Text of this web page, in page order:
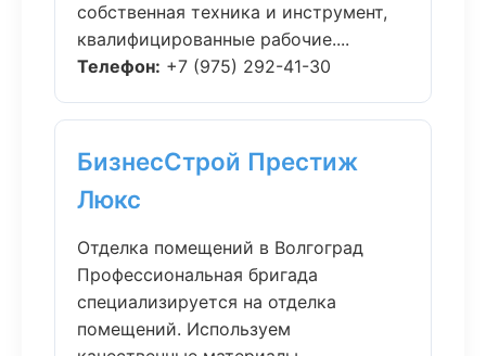
собственная техника и инструмент,
квалифицированные рабочие....
Телефон: +7 (975) 292-41-30
БизнесСтрой Престиж
Люкс
Отделка помещений в Волгоград
Профессиональная бригада
специализируется на отделка
помещений. Используем